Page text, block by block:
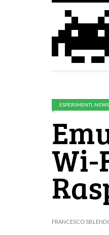
ESPERIMENTI NEWS
FRANCESCO